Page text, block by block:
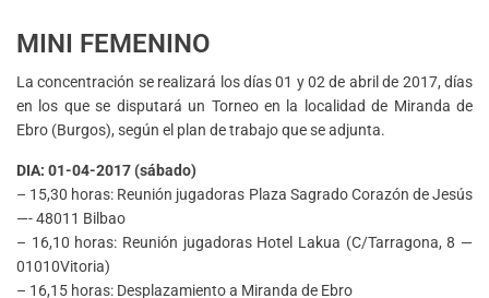
MINI FEMENINO
La concentración se realizará los días 01 y 02 de abril de 2017, días
en los que se disputará un Torneo en la localidad de Miranda de
Ebro (Burgos), según el plan de trabajo que se adjunta.
DIA: 01-04-2017 (sábado)
– 15,30 horas: Reunión jugadoras Plaza Sagrado Corazón de Jesús
—- 48011 Bilbao
– 16,10 horas: Reunión jugadoras Hotel Lakua (C/Tarragona, 8 —
01010Vitoria)
– 16,15 horas: Desplazamiento a Miranda de Ebro